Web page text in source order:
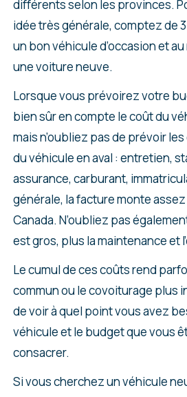
différents selon les provinces.
idée très générale, comptez de
un bon véhicule d’occasion et
une voiture neuve.
Lorsque vous prévoirez votre
bien sûr en compte le coût du
mais n’oubliez pas de prévoir
du véhicule en aval : entretien,
assurance, carburant,
générale, la facture monte
Canada. N’oubliez pas
est gros, plus la maintenance et
Le cumul de ces coûts rend
commun ou le covoiturage plus
de voir à quel point vous avez
véhicule et le budget que vous
consacrer.
Si vous cherchez un véhicule